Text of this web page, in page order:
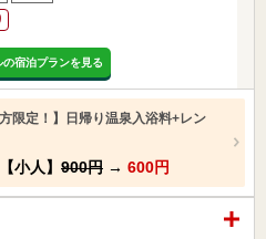
宿泊プランを見る
限定！】日帰り温泉入浴料+レン
小人】 900円 → 600円